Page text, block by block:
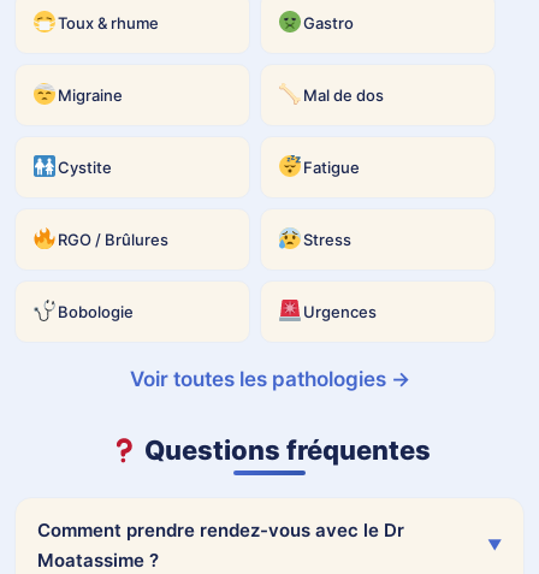
Téléphone
Qui est sur Whatsapp
+33
NP
Date de naissance
Toux & rhume Gastro
Migraine Mal de dos
Cystite Fatigue
RGO / Brûlures Stress
Bobologie Urgences
Voir toutes les pathologies →
Questions fréquentes
Comment prendre rendez-vous avec le Dr
Moatassime ?
▼